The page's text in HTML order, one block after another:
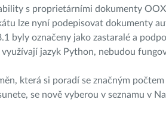
s proprietárními dokumenty
lze nyní podepisovat dokumenty
označeny jako zastaralé a
jazyk Python, nebudou
která si poradí se značným
se nově vyberou v seznamu v